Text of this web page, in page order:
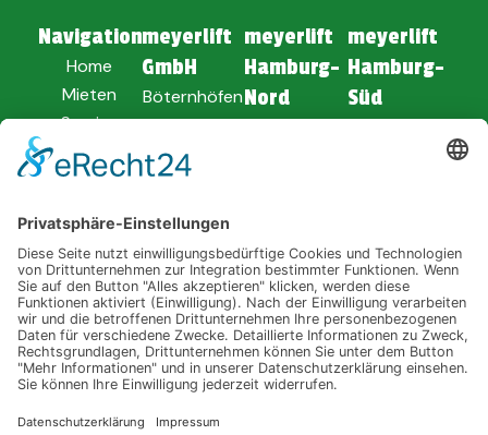
Navigation
Home
Mieten
Service
Unternehmen
Verkauf
meyerlift
GmbH
Böternhöfen
16
24594
Hohenwestedt
04871 -
8010
ANFAHRT
PLANEN
E-
MAIL
meyerlift
Hamburg-
Nord
04101 -
849900
ANFAHRT
PLANEN
E-
meyerlift
Hamburg-
Süd
04168 -
9186730
ANFAHRT
PLANEN